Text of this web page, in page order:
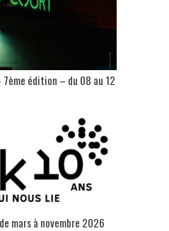
édition – du 08 au 12
mars à novembre 2026